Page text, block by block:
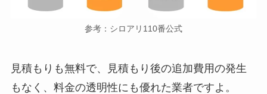
参考：シロアリ110番公式
見積もりも無料で、見積もり後の追加費用の発生
もなく、料金の透明性にも優れた業者ですよ。